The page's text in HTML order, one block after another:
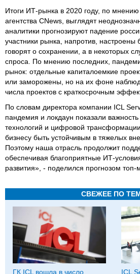
Итоги ИТ-рынка в 2020 году, по мнению
агентства CNews, выглядят
аналитики прогнозируют падение
участники рынка, напротив, настроены
говорят о сохранении, а в некоторых
спроса. По мнению последних,
рынок: отдельные капиталоемкие
или заморожены, но на их фоне
числа проектов с краткосрочным
По словам директора компании ICL
пандемия и локдаун показали
технологий и цифровой
бизнесу быть устойчивым в тяжелых
Поэтому наша отрасль продолжит
обеспечивая благоприятные ИТ-
развития», - поделился прогнозом топ-
СВЕЖЕЕ ПО
ГК ICL вошла в число
ICL